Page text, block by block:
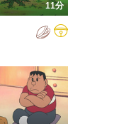
11分